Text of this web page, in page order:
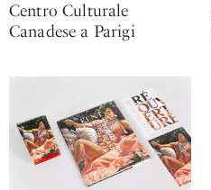
Centro Culturale
Canadese a Parigi